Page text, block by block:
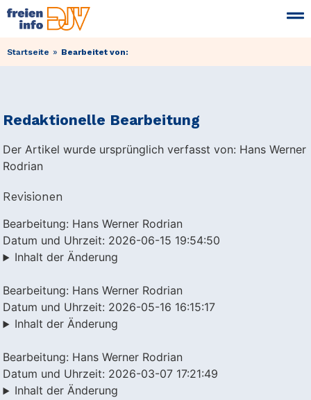
Startseite » Bearbeitet von:
Redaktionelle Bearbeitung
Der Artikel wurde ursprünglich verfasst von: Hans Werner
Rodrian
Revisionen
Bearbeitung: Hans Werner Rodrian
Datum und Uhrzeit: 2026-06-15 19:54:50
Inhalt der Änderung
Bearbeitung: Hans Werner Rodrian
Datum und Uhrzeit: 2026-05-16 16:15:17
Inhalt der Änderung
Bearbeitung: Hans Werner Rodrian
Datum und Uhrzeit: 2026-03-07 17:21:49
Inhalt der Änderung